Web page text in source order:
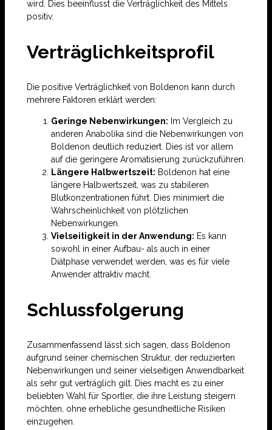
wird. Dies beeinflusst die Verträglichkeit des Mittels
positiv.
Verträglichkeitsprofil
Die positive Verträglichkeit von Boldenon kann durch
mehrere Faktoren erklärt werden:
Geringe Nebenwirkungen: Im Vergleich zu
anderen Anabolika sind die Nebenwirkungen von
Boldenon deutlich reduziert. Dies ist vor allem
auf die geringere Aromatisierung zurückzuführen.
Längere Halbwertszeit: Boldenon hat eine
längere Halbwertszeit, was zu stabileren
Blutkonzentrationen führt. Dies minimiert die
Wahrscheinlichkeit von plötzlichen
Nebenwirkungen.
Vielseitigkeit in der Anwendung: Es kann
sowohl in einer Aufbau- als auch in einer
Diätphase verwendet werden, was es für viele
Anwender attraktiv macht.
Schlussfolgerung
Zusammenfassend lässt sich sagen, dass Boldenon
aufgrund seiner chemischen Struktur, der reduzierten
Nebenwirkungen und seiner vielseitigen Anwendbarkeit
als sehr gut verträglich gilt. Dies macht es zu einer
beliebten Wahl für Sportler, die ihre Leistung steigern
möchten, ohne erhebliche gesundheitliche Risiken
einzugehen.